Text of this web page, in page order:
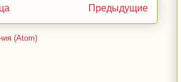
Предыдущие
(Atom)